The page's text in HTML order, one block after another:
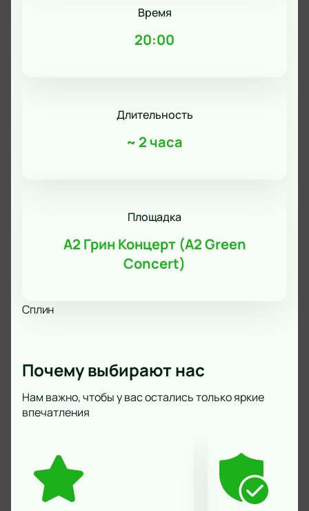
Время
20:00
Длительность
~ 2 часа
Площадка
А2 Грин Концерт (A2 Green
Concert)
Сплин
Почему выбирают нас
Нам важно, чтобы у вас остались только яркие
впечатления